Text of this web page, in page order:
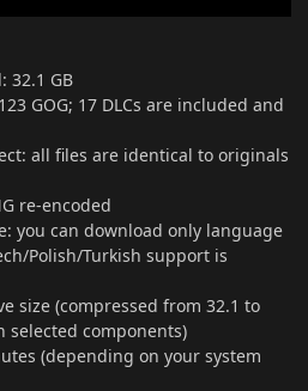
32.1 GB
GOG; 17 DLCs are included and
all files are identical to originals
re-encoded
you can download only language
Polish/Turkish support is
size (compressed from 32.1 to
selected components)
(depending on your system